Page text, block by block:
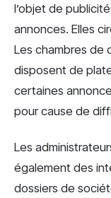
l’objet de
annonces. Elles
Les chambres de
disposent de
certaines
pour cause de
Les
également des
dossiers de